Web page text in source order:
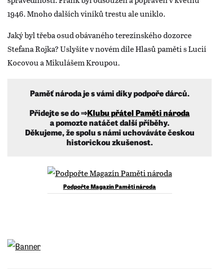
1946. Mnoho dalších viníků trestu ale uniklo.
Jaký byl třeba osud obávaného terezínského dozorce
Stefana Rojka? Uslyšíte v novém díle Hlasů paměti s Lucií
Kocovou a Mikulášem Kroupou.
Paměť národa je s vámi díky podpoře dárců.
Přidejte se do ⇒Klubu přátel Paměti národa
a pomozte natáčet další příběhy.
Děkujeme, že spolu s námi uchováváte českou
historickou zkušenost.
Podpořte Magazín Paměti národa